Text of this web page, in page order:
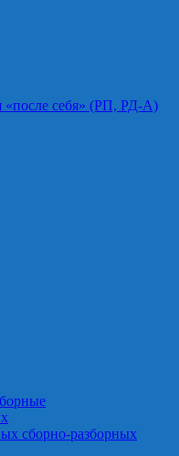
«после себя» (РП, РД-А)
сборно-разборных